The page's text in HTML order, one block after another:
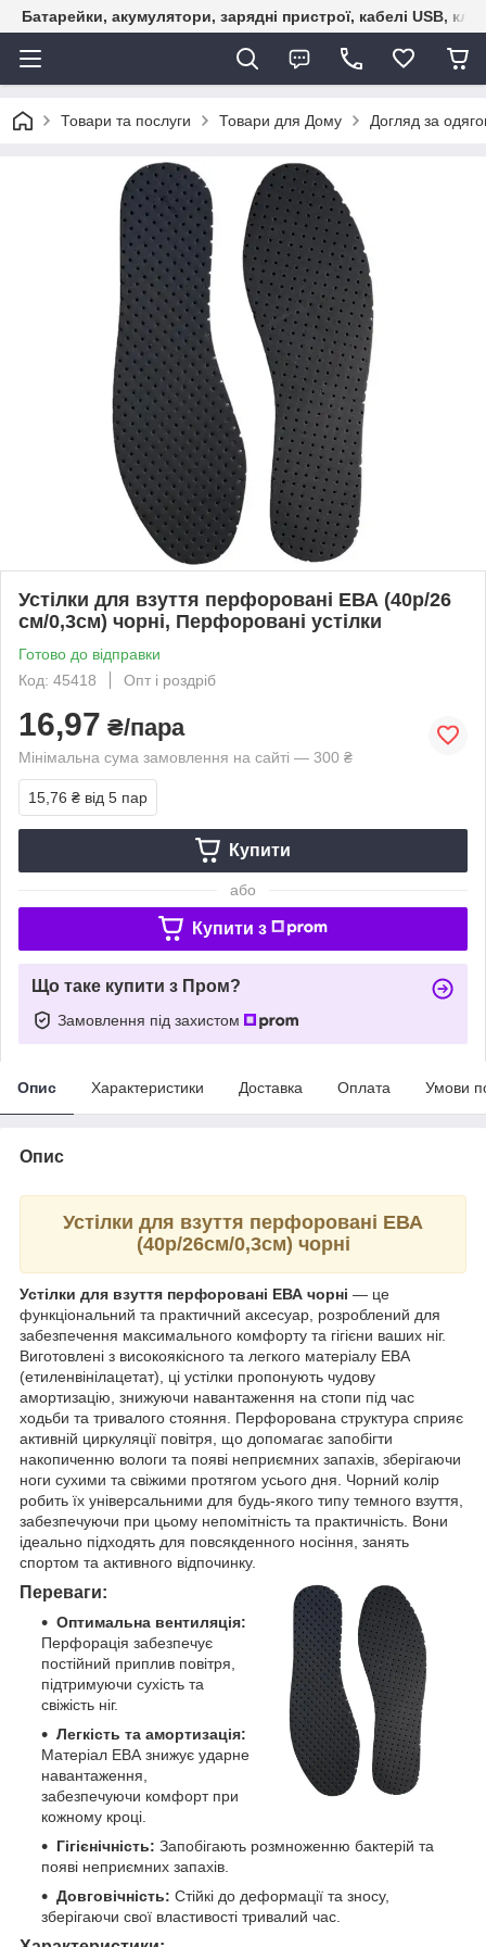
Батарейки, акумулятори, зарядні пристрої, кабелі USB,
Товари та послуги Товари для Дому Догляд за
Устілки для взуття перфоровані ЕВА (40р/26
см/0,3см) чорні, Перфоровані устілки
Готово до відправки
Код: 45418
Опт і роздріб
16,97 ₴/пара
Мінімальна сума замовлення на сайті — 300 ₴
15,76 ₴ від 5 пар
Купити
або
Купити з
Що таке купити з Пром?
Замовлення під захистом
Опис Характеристики Доставка Оплата Умови
Опис
Устілки для взуття перфоровані ЕВА
(40р/26см/0,3см) чорні
Устілки для взуття перфоровані ЕВА чорні — це
функціональний та практичний аксесуар, розроблений для
забезпечення максимального комфорту та гігієни ваших ніг.
Виготовлені з високоякісного та легкого матеріалу ЕВА
(етиленвінілацетат), ці устілки пропонують чудову
амортизацію, знижуючи навантаження на стопи під час
ходьби та тривалого стояння. Перфорована структура сприяє
активній циркуляції повітря, що допомагає запобігти
накопиченню вологи та появі неприємних запахів, зберігаючи
ноги сухими та свіжими протягом усього дня. Чорний колір
робить їх універсальними для будь-якого типу темного взуття,
забезпечуючи при цьому непомітність та практичність. Вони
ідеально підходять для повсякденного носіння, занять
спортом та активного відпочинку.
Переваги:
Оптимальна вентиляція:
Перфорація забезпечує
постійний приплив повітря,
підтримуючи сухість та
свіжість ніг.
Легкість та амортизація:
Матеріал ЕВА знижує ударне
навантаження,
забезпечуючи комфорт при
кожному кроці.
Гігієнічність: Запобігають розмноженню бактерій та
появі неприємних запахів.
Довговічність: Стійкі до деформації та зносу,
зберігаючи свої властивості тривалий час.